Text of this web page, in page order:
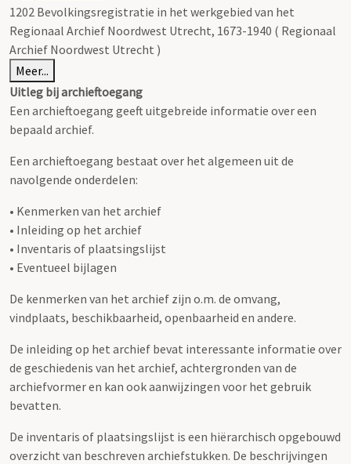
1202 Bevolkingsregistratie in het werkgebied van het
Regionaal Archief Noordwest Utrecht, 1673-1940 ( Regionaal
Archief Noordwest Utrecht )
Meer...
Uitleg bij archieftoegang
Een archieftoegang geeft uitgebreide informatie over een
bepaald archief.
Een archieftoegang bestaat over het algemeen uit de
navolgende onderdelen:
• Kenmerken van het archief
• Inleiding op het archief
• Inventaris of plaatsingslijst
• Eventueel bijlagen
De kenmerken van het archief zijn o.m. de omvang,
vindplaats, beschikbaarheid, openbaarheid en andere.
De inleiding op het archief bevat interessante informatie over
de geschiedenis van het archief, achtergronden van de
archiefvormer en kan ook aanwijzingen voor het gebruik
bevatten.
De inventaris of plaatsingslijst is een hiërarchisch opgebouwd
overzicht van beschreven archiefstukken. De beschrijvingen